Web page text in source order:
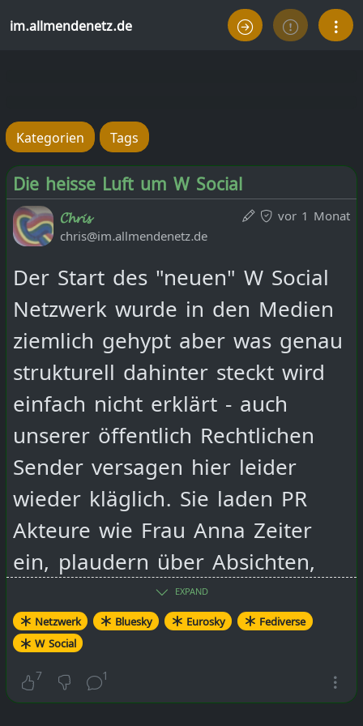
im.allmendenetz.de
Kategorien Tags
Die heisse Luft um W Social
vor 1 Monat
𝓒𝓱𝓻𝓲𝓼
chris@im.allmendenetz.de
Der Start des "neuen" W Social
Netzwerk wurde in den Medien
ziemlich gehypt aber was genau
strukturell dahinter steckt wird
einfach nicht erklärt - auch
unserer öffentlich Rechtlichen
Sender versagen hier leider
wieder kläglich. Sie laden PR
Akteure wie Frau Anna Zeiter
ein, plaudern über Absichten,
erklären aber nicht wie es
genau funktionierten soll.
Also was sollte man unabhängig
EXPAND
Netzwerk Bluesky Eurosky
Fediverse
W Social
7 1